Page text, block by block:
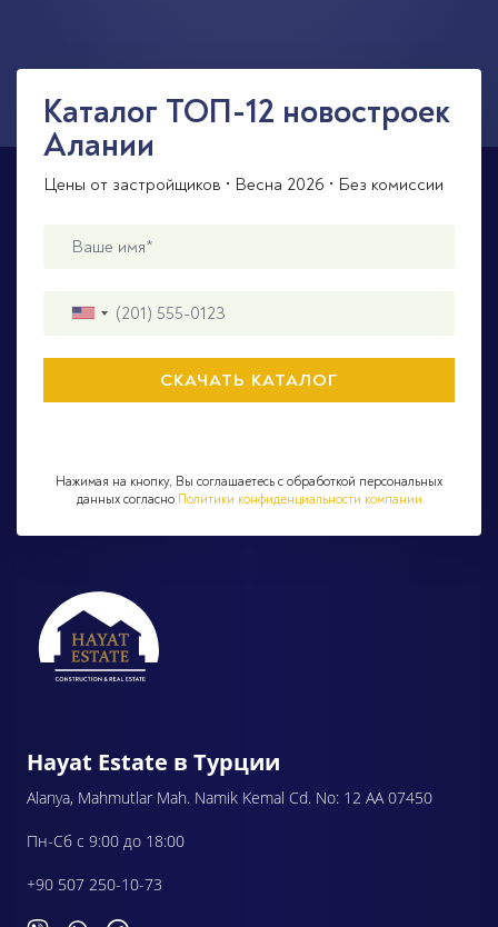
Каталог ТОП-12 новостроек
Алании
Цены от застройщиков • Весна 2026 • Без комиссии
Нажимая на кнопку, Вы соглашаетесь с обработкой персональных
данных согласно Политики конфиденциальности компании
Hayat Estate в Турции
Alanya, Mahmutlar Mah. Namik Kemal Cd. No: 12 AA 07450
Пн-Сб с 9:00 до 18:00
+90 507 250-10-73